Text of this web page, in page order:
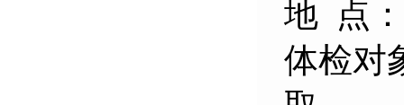
地 点
体检对